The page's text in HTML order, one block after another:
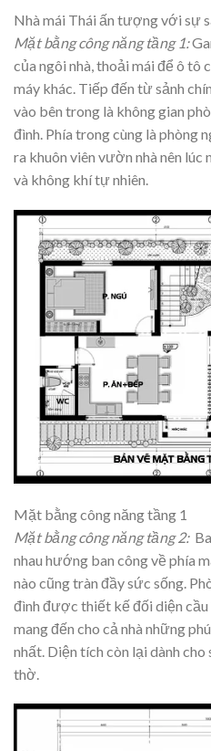
Nhà mái Thái ấn tượng với sự
Mặt bằng công năng tầng 1:
của ngôi nhà, thoải mái để ô tô
máy khác. Tiếp đến từ sảnh
vào bên trong là không gian
đình. Phía trong cùng là phòng
ra khuôn viên vườn nhà nên lúc
và không khí tự nhiên.
Mặt bằng công năng tầng 1
Mặt bằng công năng tầng 2:
nhau hướng ban công về phía
nào cũng tràn đầy sức sống.
đình được thiết kế đối diện
mang đến cho cả nhà những
nhất. Diện tích còn lại dành
thờ.